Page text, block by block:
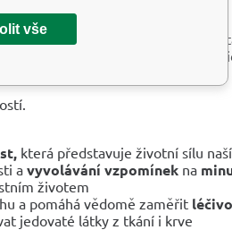
- LÉČENÍ - DŮVĚRA
o seberozvoj, zlepšování
poskytuje ochranu a duševní
která představuje životní sílu
avyvolávání vzpomínek na
životem
a pomáhá vědomě zaměřit
jedovaté látky z tkání i krve
vše